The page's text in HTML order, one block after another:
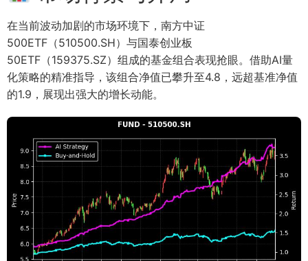
在当前波动加剧的市场环境下，南方中证
500ETF（510500.SH）与国泰创业板
50ETF（159375.SZ）组成的基金组合表现抢眼。借助AI量
化策略的精准指导，该组合净值已攀升至4.8，远超基准净值
的1.9，展现出强大的增长动能。